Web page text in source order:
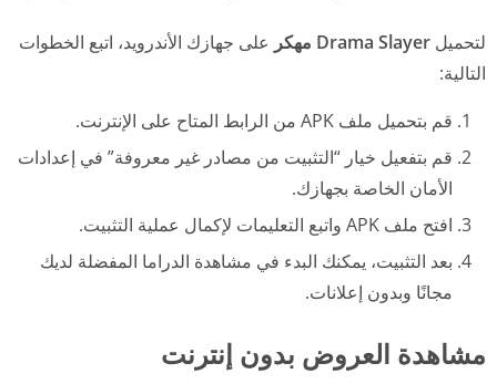
لتحميل Drama Slayer مهكر
على جهازك الأندرويد، اتبع الخطوات
التالية:
قم بتحميل ملف APK من الرابط المتاح على الإنترنت.
قم بتفعيل خيار “التثبيت من مصادر غير معروفة” في إعدادات
الأمان الخاصة بجهازك.
افتح ملف APK واتبع التعليمات لإكمال عملية التثبيت.
بعد التثبيت، يمكنك البدء في مشاهدة الدراما المفضلة لديك
مجانًا وبدون إعلانات.
مشاهدة العروض بدون إنترنت